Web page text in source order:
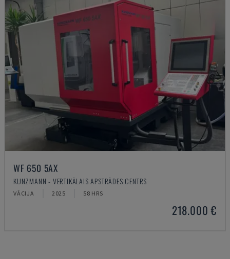
WF 650 5AX
KUNZMANN - VERTIKĀLAIS APSTRĀDES CENTRS
VĀCIJA 2025 58 HRS
218.000 €